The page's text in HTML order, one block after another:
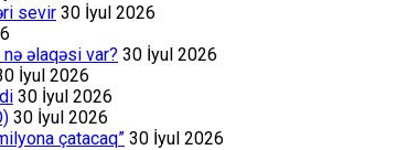
sevir 30 İyul 2026
əlaqəsi var? 30 İyul 2026
İyul 2026
30 İyul 2026
30 İyul 2026
çatacaq” 30 İyul 2026